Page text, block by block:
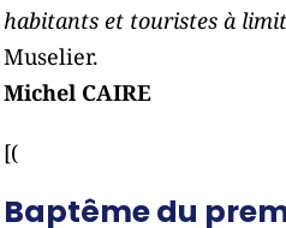
habitants et touristes à
Muselier.
Michel CAIRE
[(
Baptême du